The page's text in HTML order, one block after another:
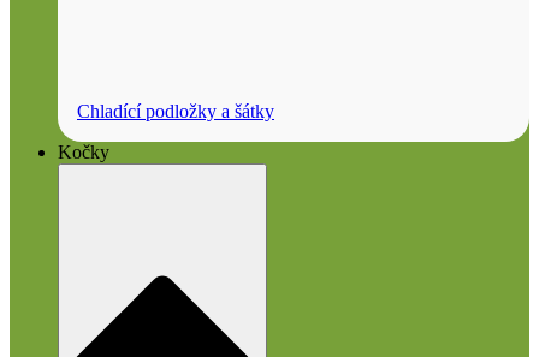
Chladící podložky a šátky
Kočky